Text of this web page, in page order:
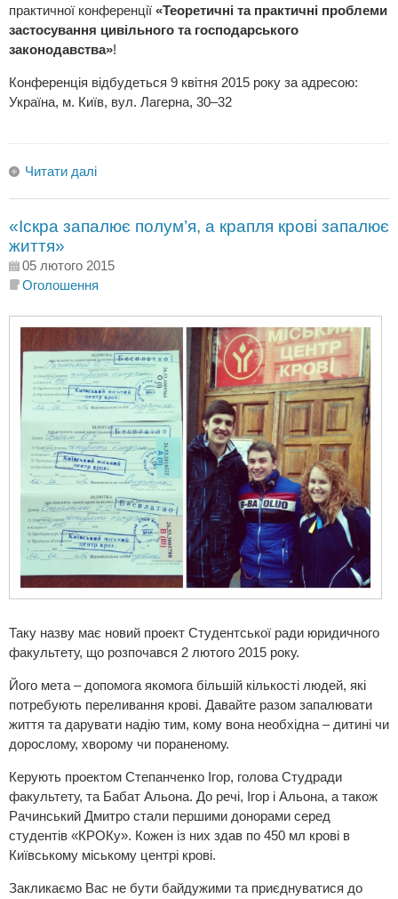
практичної конференції «Теоретичні та практичні проблеми
застосування цивільного та господарського
законодавства»!
Конференція відбудеться 9 квітня 2015 року за адресою:
Україна, м. Київ, вул. Лагерна, 30–32
Читати далі
«Іскра запалює полум’я, а крапля крові запалює
життя»
05 лютого 2015
Оголошення
Таку назву має новий проект Студентської ради юридичного
факультету, що розпочався 2 лютого 2015 року.
Його мета – допомога якомога більшій кількості людей, які
потребують переливання крові. Давайте разом запалювати
життя та дарувати надію тим, кому вона необхідна – дитині чи
дорослому, хворому чи пораненому.
Керують проектом Степанченко Ігор, голова Студради
факультету, та Бабат Альона. До речі, Ігор і Альона, а також
Рачинський Дмитро стали першими донорами серед
студентів «КРОКу». Кожен із них здав по 450 мл крові в
Київському міському центрі крові.
Закликаємо Вас не бути байдужими та приєднуватися до